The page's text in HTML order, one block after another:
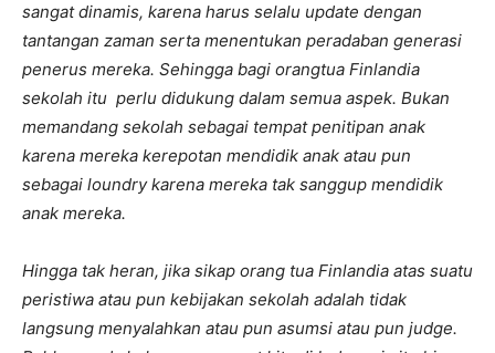
sangat dinamis, karena harus selalu update dengan
tantangan zaman serta menentukan peradaban generasi
penerus mereka. Sehingga bagi orangtua Finlandia
sekolah itu perlu didukung dalam semua aspek. Bukan
memandang sekolah sebagai tempat penitipan anak
karena mereka kerepotan mendidik anak atau pun
sebagai loundry karena mereka tak sanggup mendidik
anak mereka.
Hingga tak heran, jika sikap orang tua Finlandia atas suatu
peristiwa atau pun kebijakan sekolah adalah tidak
langsung menyalahkan atau pun asumsi atau pun judge.